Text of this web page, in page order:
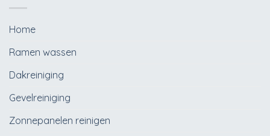
Home
Ramen wassen
Dakreiniging
Gevelreiniging
Zonnepanelen reinigen